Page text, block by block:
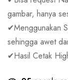
gambar, hanya
✔Menggunakan
sehingga awet
✔Hasil Cetak